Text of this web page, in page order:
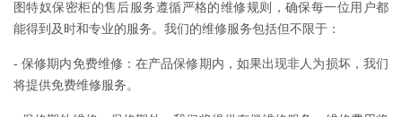
图特奴保密柜的售后服务遵循严格的维修规则，确保每一位用户都
能得到及时和专业的服务。我们的维修服务包括但不限于：
- 保修期内免费维修：在产品保修期内，如果出现非人为损坏，我们
将提供免费维修服务。